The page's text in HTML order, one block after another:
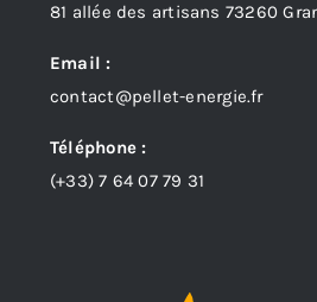
81 allée des artisans 73260
Email :
contact@pellet-energie.fr
Téléphone :
(+33)7 64 07 79 31